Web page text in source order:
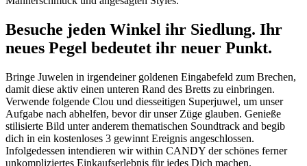
Besuche jeden Winkel ihr Siedlung. Ihr
neues Pegel bedeutet ihr neuer Punkt.
Bringe Juwelen in irgendeiner goldenen Eingabefeld zum Brechen,
damit diese aktiv einen unteren Rand des Bretts zu einbringen.
Verwende folgende Clou und diesseitigen Superjuwel, um unser
Aufgabe nach abhelfen, bevor dir unser Züge glauben. Genieße
stilisierte Bild unter anderem thematischen Soundtrack and begib
dich in ein kostenloses 3 gewinnt Ereignis angeschlossen.
Infolgedessen intendieren wir within CANDY der schönes ferner
unkompliziertes Einkaufserlebnis für jedes Dich machen.